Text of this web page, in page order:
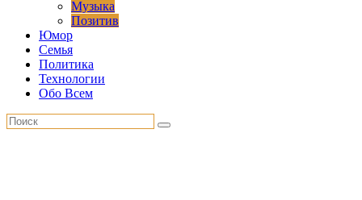
Музыка
Позитив
Юмор
Семья
Политика
Технологии
Обо Всем